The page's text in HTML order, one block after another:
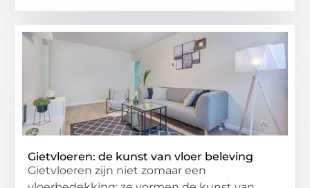
Gietvloeren: de kunst van vloer beleving
Gietvloeren zijn niet zomaar een